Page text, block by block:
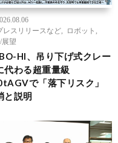
レスリリースなど
ロボット
展望
HI、吊り下げ式クレー
代わる超重量級
で「落下リスク」
と説明